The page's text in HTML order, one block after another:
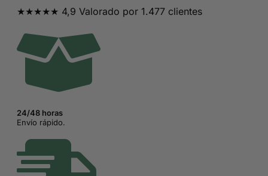
era:
es:
★★★★★ 4,9 Valorado por 1.477 clientes
24/48 horas
Envío rápido.